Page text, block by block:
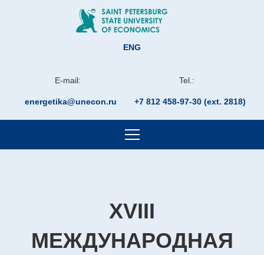
E-mail:
energetika@unecon.ru
Tel.:
+7 812 458-97-30 (ext. 2818)
ENG
XVIII
МЕЖДУНАРОДНАЯ